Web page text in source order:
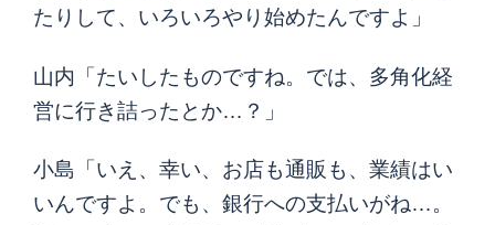
たりして、いろいろやり始めたんですよ」
山内「たいしたものですね。では、多角化経
営に行き詰ったとか…？」
小島「いえ、幸い、お店も通販も、業績はい
いんですよ。でも、銀行への支払いがね…。